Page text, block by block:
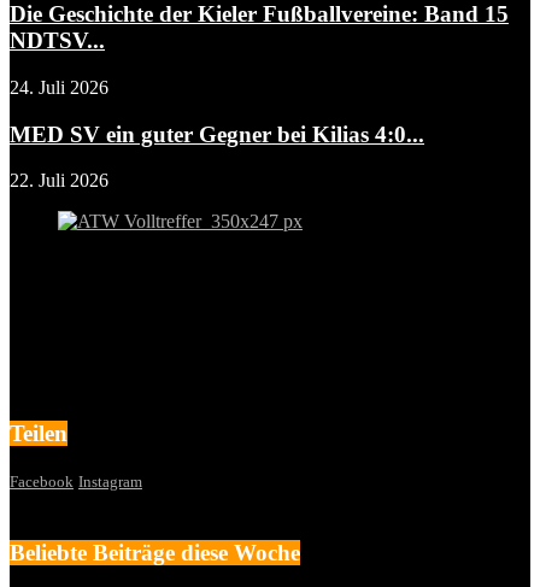
Die Geschichte der Kieler Fußballvereine: Band 15
NDTSV...
24. Juli 2026
MED SV ein guter Gegner bei Kilias 4:0...
22. Juli 2026
Teilen
Facebook Instagram
Beliebte Beiträge diese Woche